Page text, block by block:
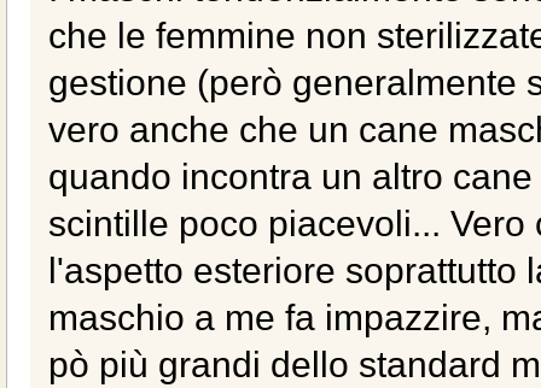
che le femmine non
gestione (però generalmente
vero anche che un cane
quando incontra un altro
scintille poco piacevoli...
l'aspetto esteriore soprattutto
maschio a me fa impazzire,
pò più grandi dello standard